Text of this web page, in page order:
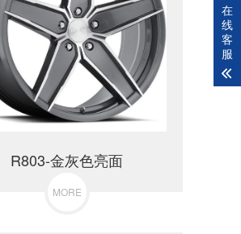
R803-金灰色亮面
MORE
在
线
客
服